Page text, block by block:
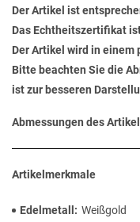
Der Artikel ist
Das Echtheitszertifikat
Der Artikel wird in
Bitte beachten Sie die
ist zur besseren
Abmessungen des
Artikelmerkmale
Edelmetall
Weißgold